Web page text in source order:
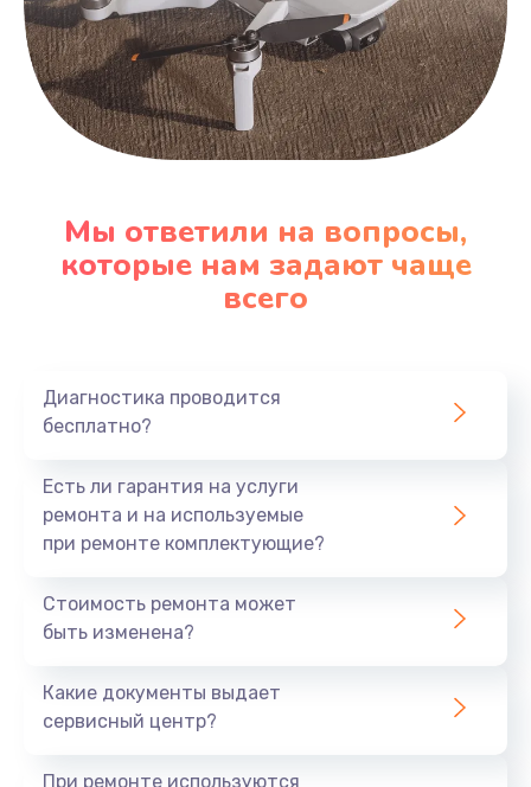
Мы ответили на вопросы,
которые нам задают чаще
всего
Диагностика проводится
бесплатно?
Есть ли гарантия на услуги
ремонта и на используемые
при ремонте комплектующие?
Стоимость ремонта может
быть изменена?
Какие документы выдает
сервисный центр?
При ремонте используются